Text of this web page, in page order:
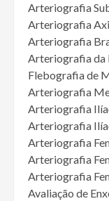
Arteriografia
Arteriografia
Arteriografia
Arteriografia da
Flebografia de
Arteriografia
Arteriografia
Arteriografia
Arteriografia
Arteriografia
Arteriografia
Avaliação de